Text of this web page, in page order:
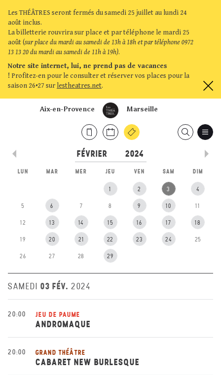
Les THÉÂTRES seront fermés du samedi 25 juillet au lundi 24
août inclus.
La billetterie rouvrira sur place et par téléphone le mardi 25
août (sur place du mardi au samedi de 13h à 18h et par téléphone 0972
13 13 20 du mardi au samedi de 11h à 19h).
Notre site internet, lui, ne prend pas de vacances
! Profitez-en pour le consulter et réserver vos places pour la
saison 26•27 sur lestheatres.net.
Marseille
Aix-en-Provence
LUN MAR MER JEU VEN SAM DIM
1 2 3 4
5 6 7 8 9 10 11
12 13 14 15 16 17 18
19 20 21 22 23 24 25
26 27 28 29
SAMEDI 03 FÉV. 2024
20:00 JEU DE PAUME
ANDROMAQUE
20:00 GRAND THÉÂTRE
CABARET NEW BURLESQUE